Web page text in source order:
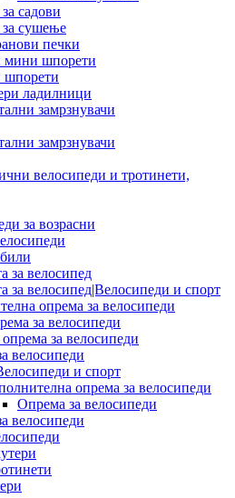
садови
сушење
печки
мини шпорети
ладилници
замрзнувачи
замрзнувачи
велосипеди и тротинети,
за возрасни
за велосипед
за велосипед|Велосипеди и спорт
опрема за велосипеди
за велосипеди
за велосипеди
велосипеди
и спорт
опрема за велосипеди
Опрема за велосипеди
велосипеди